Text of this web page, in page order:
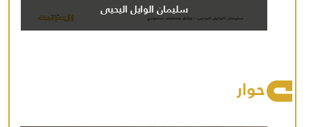
سليمان الوايل اليحيى
حوار